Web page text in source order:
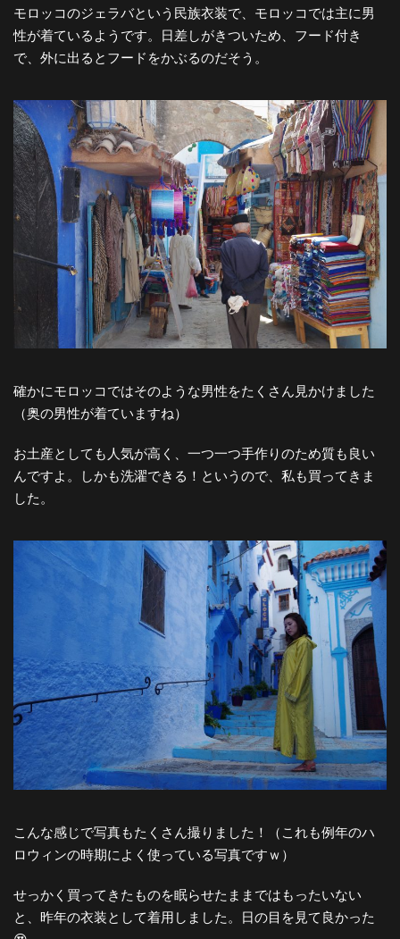
モロッコのジェラバという民族衣装で、モロッコでは主に男
性が着ているようです。日差しがきついため、フード付き
で、外に出るとフードをかぶるのだそう。
確かにモロッコではそのような男性をたくさん見かけました
（奥の男性が着ていますね）
お土産としても人気が高く、一つ一つ手作りのため質も良い
んですよ。しかも洗濯できる！というので、私も買ってきま
した。
こんな感じで写真もたくさん撮りました！（これも例年のハ
ロウィンの時期によく使っている写真ですｗ）
せっかく買ってきたものを眠らせたままではもったいない
と、昨年の衣装として着用しました。日の目を見て良かった